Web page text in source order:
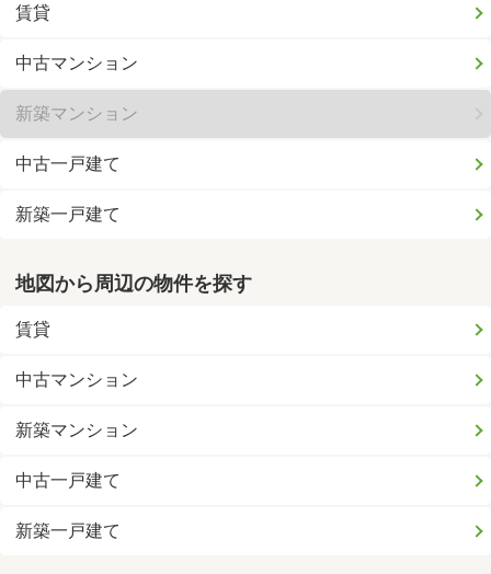
賃貸
中古マンション
新築マンション
中古一戸建て
新築一戸建て
地図から周辺の物件を探す
賃貸
中古マンション
新築マンション
中古一戸建て
新築一戸建て